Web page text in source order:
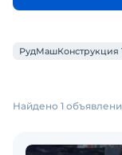
РудМашКонструкция
Найдено 1